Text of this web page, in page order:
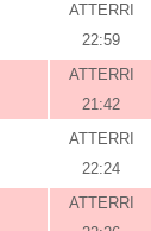
ATTERRI
22:59
ATTERRI
21:42
ATTERRI
22:24
ATTERRI